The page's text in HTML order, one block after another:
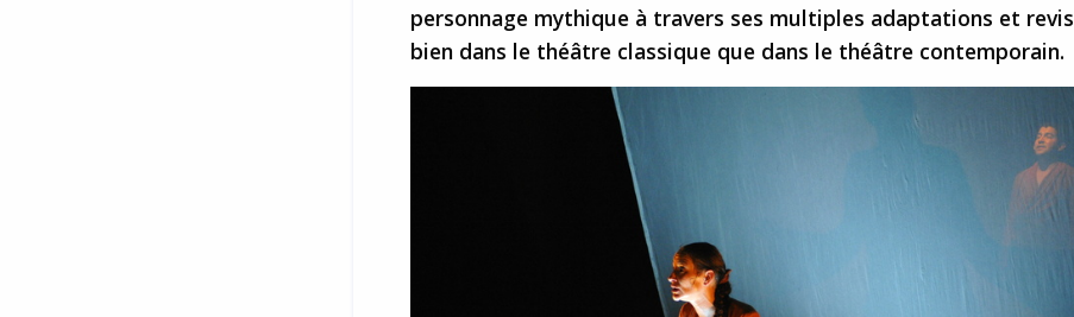
personnage mythique à travers ses multiples adaptations et
bien dans le théâtre classique que dans le théâtre contemporain.